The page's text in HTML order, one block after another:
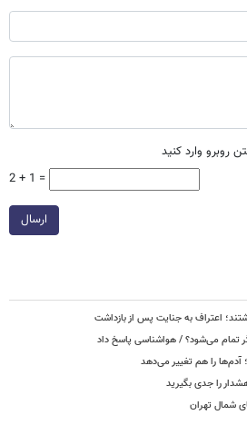
روبرو وارد کنید
2 + 1 =
ارسال
اعتراف به جنایت پس از بازداشت
تمام می‌شود؟ / هواشناسی پاسخ داد
آدم‌ها را هم تغییر می‌دهد
را جدی بگیرید
شمال تهران